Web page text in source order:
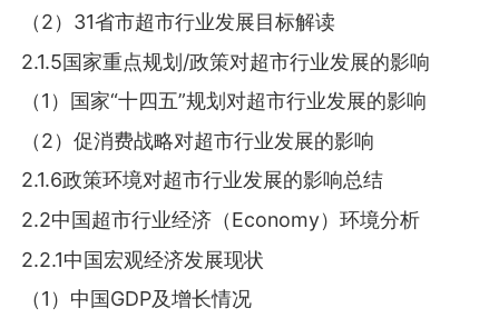
（2）31省市超市行业发展目标解读
2.1.5国家重点规划/政策对超市行业发展的影响
（1）国家“十四五”规划对超市行业发展的影响
（2）促消费战略对超市行业发展的影响
2.1.6政策环境对超市行业发展的影响总结
2.2中国超市行业经济（Economy）环境分析
2.2.1中国宏观经济发展现状
（1）中国GDP及增长情况